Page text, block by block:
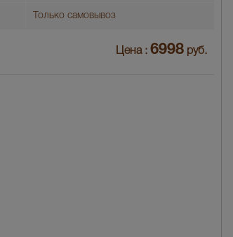
Только самовывоз
Цена : 6998 руб.